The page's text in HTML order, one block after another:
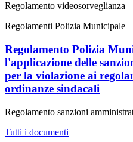
Regolamento videosorveglianza
Regolamenti Polizia Municipale
Regolamento Polizia
l'applicazione delle
per la violazione ai
ordinanze sindacali
Regolamento sanzioni
Tutti i documenti